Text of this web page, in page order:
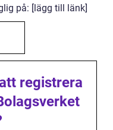
på: [lägg till länk]
registrera